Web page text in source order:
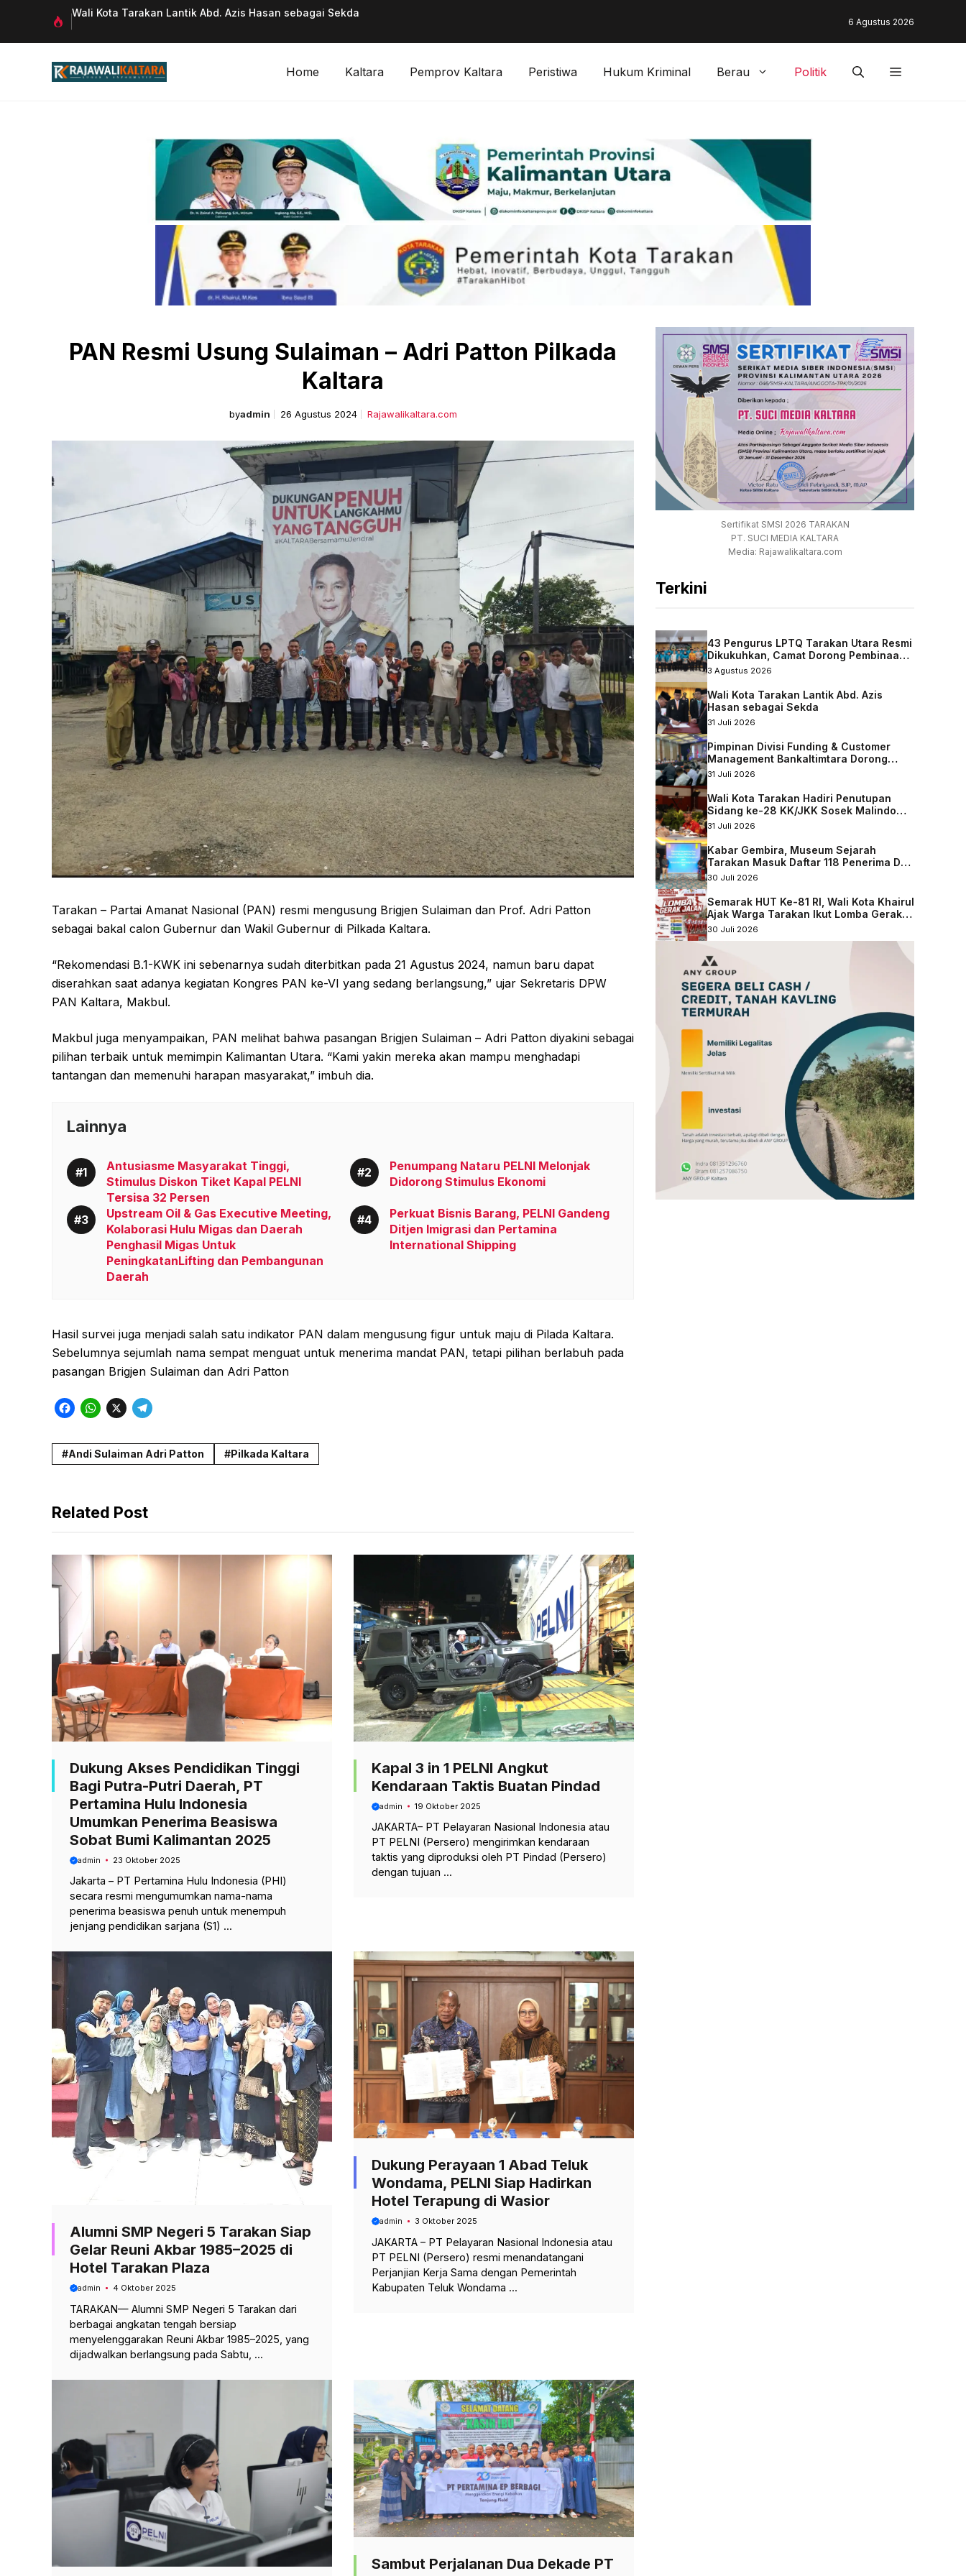
isi
Wali Kota Tarakan Lantik Abd. Azis Hasan sebagai Sekda
6 Agustus 2026
Home Kaltara Pemprov Kaltara Peristiwa Hukum Kriminal Berau Politik
PAN Resmi Usung Sulaiman – Adri Patton Pilkada
Kaltara
byadmin 26 Agustus 2024 Rajawalikaltara.com
Tarakan – Partai Amanat Nasional (PAN) resmi mengusung Brigjen Sulaiman dan Prof. Adri Patton
sebagai bakal calon Gubernur dan Wakil Gubernur di Pilkada Kaltara.
“Rekomendasi B.1-KWK ini sebenarnya sudah diterbitkan pada 21 Agustus 2024, namun baru dapat
diserahkan saat adanya kegiatan Kongres PAN ke-VI yang sedang berlangsung,” ujar Sekretaris DPW
PAN Kaltara, Makbul.
Makbul juga menyampaikan, PAN melihat bahwa pasangan Brigjen Sulaiman – Adri Patton diyakini sebagai
pilihan terbaik untuk memimpin Kalimantan Utara. “Kami yakin mereka akan mampu menghadapi
tantangan dan memenuhi harapan masyarakat,” imbuh dia.
Lainnya
Antusiasme Masyarakat Tinggi,
Stimulus Diskon Tiket Kapal PELNI
Tersisa 32 Persen
Penumpang Nataru PELNI Melonjak
Didorong Stimulus Ekonomi
Upstream Oil & Gas Executive Meeting,
Kolaborasi Hulu Migas dan Daerah
Penghasil Migas Untuk
PeningkatanLifting dan Pembangunan
Daerah
Perkuat Bisnis Barang, PELNI Gandeng
Ditjen Imigrasi dan Pertamina
International Shipping
Hasil survei juga menjadi salah satu indikator PAN dalam mengusung figur untuk maju di Pilada Kaltara.
Sebelumnya sejumlah nama sempat menguat untuk menerima mandat PAN, tetapi pilihan berlabuh pada
pasangan Brigjen Sulaiman dan Adri Patton
F
c
o
k
W
a
A
p
X
T
l
r
m
Andi Sulaiman Adri Patton Pilkada Kaltara
Related Post
Dukung Akses Pendidikan Tinggi
Bagi Putra-Putri Daerah, PT
Pertamina Hulu Indonesia
Umumkan Penerima Beasiswa
Sobat Bumi Kalimantan 2025
admin 23 Oktober 2025
Jakarta – PT Pertamina Hulu Indonesia (PHI)
secara resmi mengumumkan nama-nama
penerima beasiswa penuh untuk menempuh
jenjang pendidikan sarjana (S1) ...
Kapal 3 in 1 PELNI Angkut
Kendaraan Taktis Buatan Pindad
admin 19 Oktober 2025
JAKARTA– PT Pelayaran Nasional Indonesia atau
PT PELNI (Persero) mengirimkan kendaraan
taktis yang diproduksi oleh PT Pindad (Persero)
dengan tujuan ...
Alumni SMP Negeri 5 Tarakan Siap
Gelar Reuni Akbar 1985–2025 di
Hotel Tarakan Plaza
admin 4 Oktober 2025
TARAKAN— Alumni SMP Negeri 5 Tarakan dari
berbagai angkatan tengah bersiap
menyelenggarakan Reuni Akbar 1985–2025, yang
dijadwalkan berlangsung pada Sabtu, ...
Dukung Perayaan 1 Abad Teluk
Wondama, PELNI Siap Hadirkan
Hotel Terapung di Wasior
admin 3 Oktober 2025
JAKARTA – PT Pelayaran Nasional Indonesia atau
PT PELNI (Persero) resmi menandatangani
Perjanjian Kerja Sama dengan Pemerintah
Kabupaten Teluk Wondama ...
Sambut Perjalanan Dua Dekade PT
Sertifikat SMSI 2026 TARAKAN
PT. SUCI MEDIA KALTARA
Media: Rajawalikaltara.com
Terkini
43 Pengurus LPTQ Tarakan Utara Resmi
Dikukuhkan, Camat Dorong Pembinaan
Qurani Berkelanjutan
3 Agustus 2026
Wali Kota Tarakan Lantik Abd. Azis
Hasan sebagai Sekda
31 Juli 2026
Pimpinan Divisi Funding & Customer
Management Bankaltimtara Dorong
Percepatan Digitalisasi Keuangan di
31 Juli 2026
Wali Kota Tarakan Hadiri Penutupan
Sidang ke-28 KK/JKK Sosek Malindo
Tingkat Kaltara–Sabah
31 Juli 2026
Kabar Gembira, Museum Sejarah
Tarakan Masuk Daftar 118 Penerima DAK
Nonfisik 2027
30 Juli 2026
Semarak HUT Ke-81 RI, Wali Kota Khairul
Ajak Warga Tarakan Ikut Lomba Gerak
Jalan
30 Juli 2026